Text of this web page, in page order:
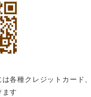
各種クレジットカード
ます